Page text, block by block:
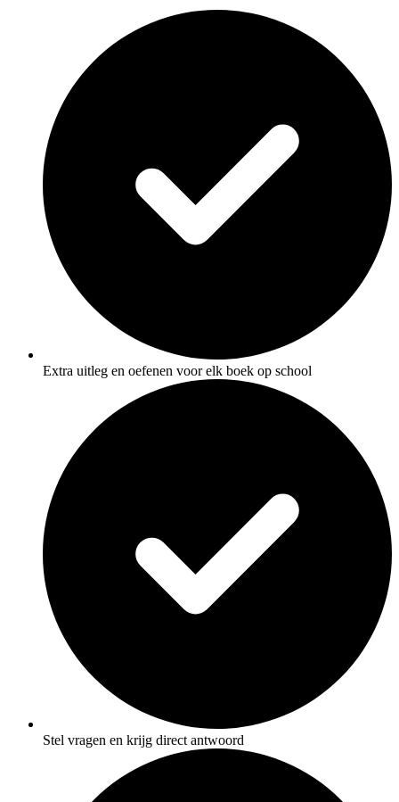
Extra uitleg en oefenen voor elk boek op school
Stel vragen en krijg direct antwoord